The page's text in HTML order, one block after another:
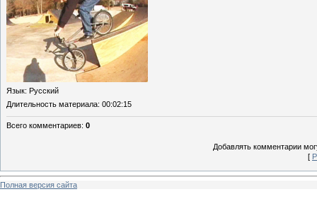
Язык: Русский
Длительность материала: 00:02:15
Всего комментариев: 0
Добавлять комментарии
[
Полная версия сайта